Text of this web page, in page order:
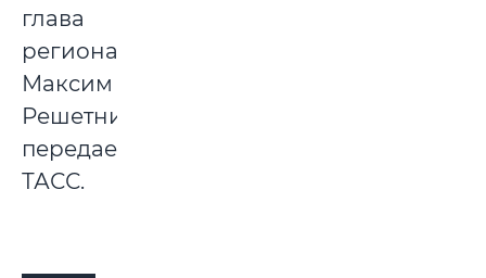
глава
региона
Максим
Решетников,
передает
ТАСС.